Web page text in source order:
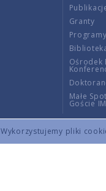
Wykorzystujemy pliki
Granty
Ośrodek
Małe
Goście